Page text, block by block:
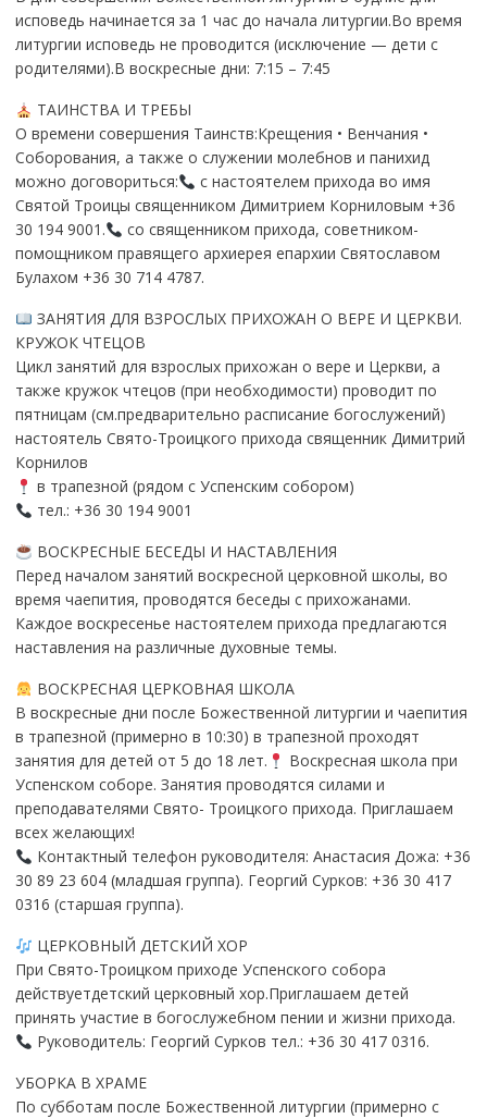
исповедь начинается за 1 час до начала литургии.Во время
литургии исповедь не проводится (исключение — дети с
родителями).В воскресные дни: 7:15 – 7:45
ТАИНСТВА И ТРЕБЫ
О времени совершения Таинств:Крещения • Венчания •
Соборования, а также о служении молебнов и панихид
можно договориться:
с настоятелем прихода во имя
Святой Троицы священником Димитрием Корниловым +36
30 194 9001.
со священником прихода, советником-
помощником правящего архиерея епархии Святославом
Булахом +36 30 714 4787.
ЗАНЯТИЯ ДЛЯ ВЗРОСЛЫХ ПРИХОЖАН О ВЕРЕ И ЦЕРКВИ.
КРУЖОК ЧТЕЦОВ
Цикл занятий для взрослых прихожан о вере и Церкви, а
также кружок чтецов (при необходимости) проводит по
пятницам (см.предварительно расписание богослужений)
настоятель Свято-Троицкого прихода священник Димитрий
Корнилов
в трапезной (рядом с Успенским собором)
тел.: +36 30 194 9001
ВОСКРЕСНЫЕ БЕСЕДЫ И НАСТАВЛЕНИЯ
Перед началом занятий воскресной церковной школы, во
время чаепития, проводятся беседы с прихожанами.
Каждое воскресенье настоятелем прихода предлагаются
наставления на различные духовные темы.
ВОСКРЕСНАЯ ЦЕРКОВНАЯ ШКОЛА
В воскресные дни после Божественной литургии и чаепития
в трапезной (примерно в 10:30) в трапезной проходят
занятия для детей от 5 до 18 лет.
Воскресная школа при
Успенском соборе. Занятия проводятся силами и
преподавателями Свято- Троицкого прихода. Приглашаем
всех желающих!
Контактный телефон руководителя: Анастасия Дожа: +36
30 89 23 604 (младшая группа). Георгий Сурков: +36 30 417
0316 (старшая группа).
ЦЕРКОВНЫЙ ДЕТСКИЙ ХОР
При Свято-Троицком приходе Успенского собора
действуетдетский церковный хор.Приглашаем детей
принять участие в богослужебном пении и жизни прихода.
Руководитель: Георгий Сурков тел.: +36 30 417 0316.
УБОРКА В ХРАМЕ
По субботам после Божественной литургии (примерно с